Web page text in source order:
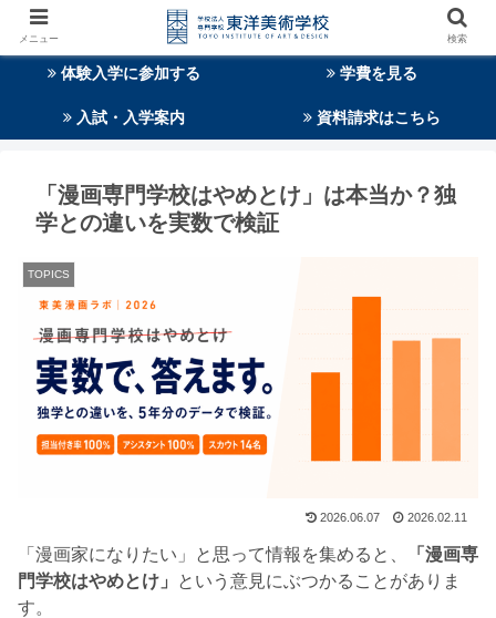
体験入学に参加する 学費を見る
入試・入学案内 資料請求はこちら
「漫画専門学校はやめとけ」は本当か？独
学との違いを実数で検証
TOPICS
2026.06.07 2026.02.11
「漫画家になりたい」と思って情報を集めると、
「漫画専
門学校はやめとけ」
という意見にぶつかることがありま
す。
メニュー 検索